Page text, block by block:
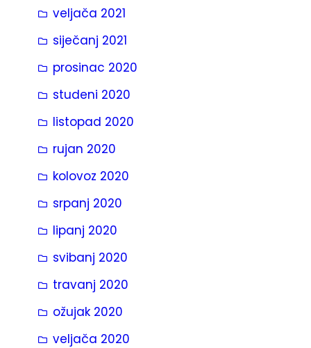
veljača 2021
siječanj 2021
prosinac 2020
studeni 2020
listopad 2020
rujan 2020
kolovoz 2020
srpanj 2020
lipanj 2020
svibanj 2020
travanj 2020
ožujak 2020
veljača 2020